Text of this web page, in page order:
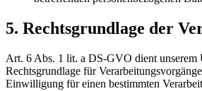
5. Rechtsgrundlage der
Art. 6 Abs. 1 lit. a DS-GVO dient unserem
Rechtsgrundlage für
Einwilligung für einen bestimmten